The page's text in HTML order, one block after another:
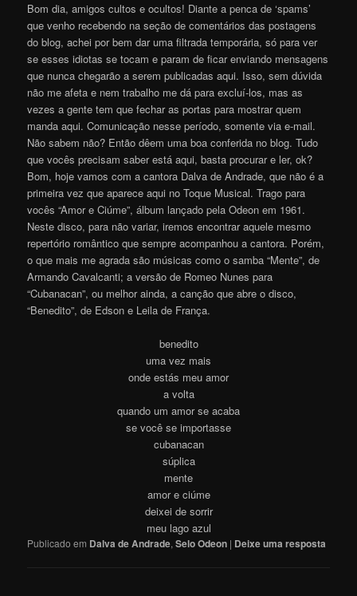
Bom dia, amigos cultos e ocultos! Diante a penca de ‘spams’
que venho recebendo na seção de comentários das postagens
do blog, achei por bem dar uma filtrada temporária, só para ver
se esses idiotas se tocam e param de ficar enviando mensagens
que nunca chegarão a serem publicadas aqui. Isso, sem dúvida
não me afeta e nem trabalho me dá para excluí-los, mas as
vezes a gente tem que fechar as portas para mostrar quem
manda aqui. Comunicação nesse período, somente via e-mail.
Não sabem não? Então dêem uma boa conferida no blog. Tudo
que vocês precisam saber está aqui, basta procurar e ler, ok?
Bom, hoje vamos com a cantora Dalva de Andrade, que não é a
primeira vez que aparece aqui no Toque Musical. Trago para
vocês “Amor e Ciúme”, álbum lançado pela Odeon em 1961.
Neste disco, para não variar, iremos encontrar aquele mesmo
repertório romântico que sempre acompanhou a cantora. Porém,
o que mais me agrada são músicas como o samba “Mente”, de
Armando Cavalcanti; a versão de Romeo Nunes para
“Cubanacan”, ou melhor ainda, a canção que abre o disco,
“Benedito”, de Edson e Leila de França.
benedito
uma vez mais
onde estás meu amor
a volta
quando um amor se acaba
se você se importasse
cubanacan
súplica
mente
amor e ciúme
deixei de sorrir
meu lago azul
Publicado em Dalva de Andrade,Selo Odeon | Deixe uma resposta